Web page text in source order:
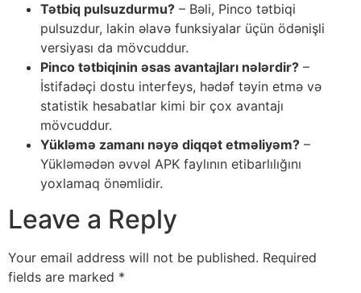
Tətbiq pulsuzdurmu? – Bəli, Pinco tətbiqi
pulsuzdur, lakin əlavə funksiyalar üçün ödənişli
versiyası da mövcuddur.
Pinco tətbiqinin əsas avantajları nələrdir? –
İstifadəçi dostu interfeys, hədəf təyin etmə və
statistik hesabatlar kimi bir çox avantajı
mövcuddur.
Yükləmə zamanı nəyə diqqət etməliyəm? –
Yükləmədən əvvəl APK faylının etibarlılığını
yoxlamaq önəmlidir.
Leave a Reply
Your email address will not be published. Required
fields are marked *